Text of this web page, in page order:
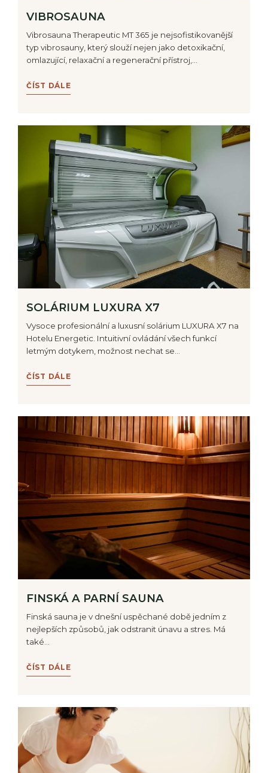
VIBROSAUNA
Vibrosauna Therapeutic MT 365 je nejsofistikovanější
typ vibrosauny, který slouží nejen jako detoxikační,
omlazující, relaxační a regenerační přístroj,…
ČÍST DÁLE
SOLÁRIUM LUXURA X7
Vysoce profesionální a luxusní solárium LUXURA X7 na
Hotelu Energetic. Intuitivní ovládání všech funkcí
letmým dotykem, možnost nechat se…
ČÍST DÁLE
FINSKÁ A PARNÍ SAUNA
Finská sauna je v dnešní uspěchané době jedním z
nejlepších způsobů, jak odstranit únavu a stres. Má
také…
ČÍST DÁLE